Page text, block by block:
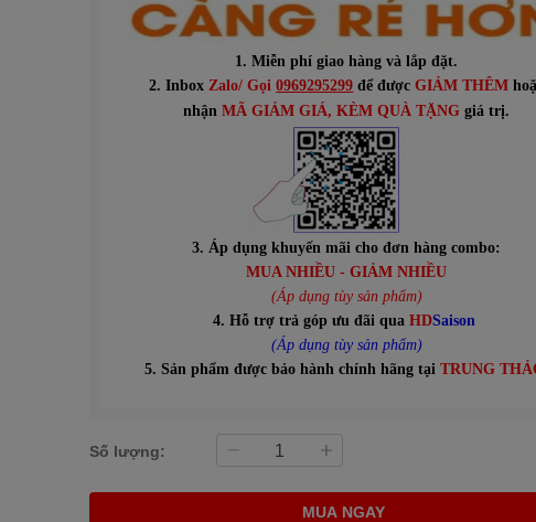
1. Miễn phí giao hàng và lắp đặt.
2. InboxZalo/ Gọi0969295299 để đượcGIẢM THÊM
nhận MÃ GIẢM GIÁ, KÈM QUÀ TẶNG giá trị.
3. Áp dụng khuyến mãi cho đơn hàng combo:
MUA NHIỀU - GIẢM NHIỀU
(Áp dụng tùy sản phẩm)
4. Hỗ trợ trả góp ưu đãi quaHDSaison
(Áp dụng tùy sản phẩm)
5. Sản phẩm được bảo hành chính hãng tại TRUNG
Số lượng:
MUA NGAY